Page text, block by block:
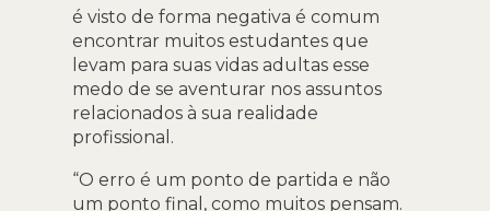
é visto de forma negativa é comum
encontrar muitos estudantes que
levam para suas vidas adultas esse
medo de se aventurar nos assuntos
relacionados à sua realidade
profissional.
“O erro é um ponto de partida e não
um ponto final, como muitos pensam.